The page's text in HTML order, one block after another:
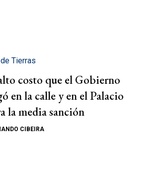
Tierras
costo que el Gobierno
en la calle y en el Palacio
la media sanción
CIBEIRA